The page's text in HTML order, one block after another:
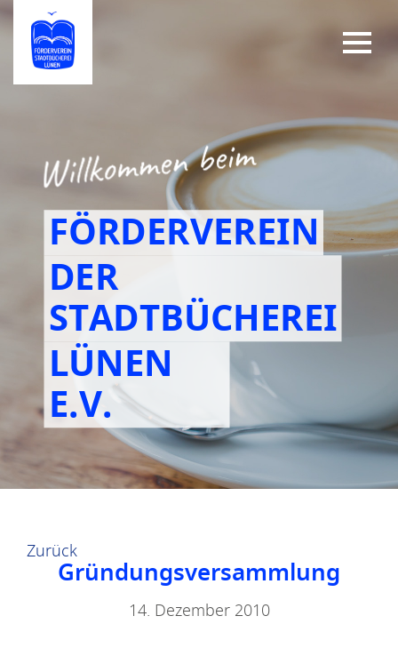
FÖRDERVEREIN
DER
STADTBÜCHEREI
LÜNEN
E.V.
Zurück
Gründungsversammlung
14. Dezember 2010